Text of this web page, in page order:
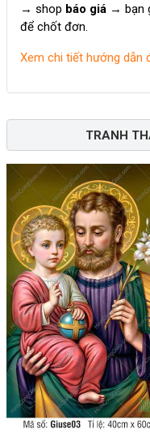
→ shop báo giá→ bạn
để chốt đơn.
Xem chi tiết hướng dẫn
TRANH